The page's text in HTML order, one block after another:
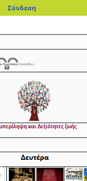
blogs.sch.gr
Σύνδεση